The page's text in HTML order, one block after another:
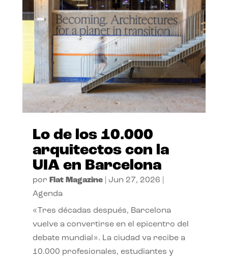
Lo de los 10.000
arquitectos con la
UIA en Barcelona
por Flat Magazine| Jun 27, 2026
Agenda
«Tres décadas después, Barcelona
vuelve a convertirse en el epicentro del
debate mundial». La ciudad va recibe a
10.000 profesionales, estudiantes y